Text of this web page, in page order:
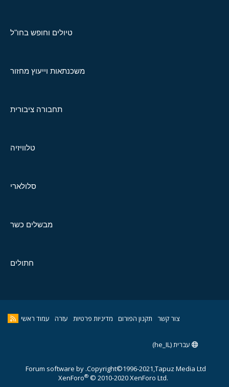
טיולים וחופש בחו"ל
משכנתאות וייעוץ מחזור
תחבורה ציבורית
טלוויזיה
סלולארי
מבשלים כשר
חתולים
צור קשר תקנון הפורום מדיניות פרטיות עזרה עמוד ראשי
עברית (he_IL)
Copyright©1996-2021,Tapuz Media Ltd.
Forum software by
XenForo® © 2010-2020 XenForo Ltd.